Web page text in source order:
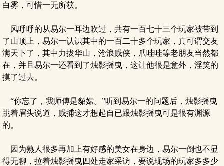
白雾，可惜一无所获。
风呼呼的从易尔一耳边吹过，共有一百七十三个玩家被带到
了山顶上，易尔一认识其中的一百二十多个玩家，真可谓交友
满天下了，其中力拔华山，沧浪贱侠，爪哇哇等老朋友当然都
在，并且易尔一还看到了烛影摇曳，这让他很是意外，淫笑的
摸了过去。
“你忘了，我师傅是貂嫦。”听到易尔一的问题后，烛影摇曳
跳着眉头说道，贱捕这才想起自已跟烛影摇曳可是很有渊源
的。
因为熟人很多再加上有好感的美女在身边，易尔一倒也不显
得无聊，拉着烛影摇曳四处走家采访，要说现场的玩家多多少